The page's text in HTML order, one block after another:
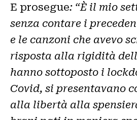
E prosegue: “È il mio
senza contare i
e le canzoni che avevo
risposta alla rigidità
hanno sottoposto i
Covid, si presentavano
alla libertà alla